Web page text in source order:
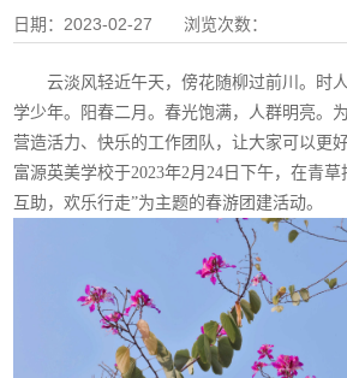
日期：2023-02-27 浏览次数：
云淡风轻近午天，傍花随柳过前川。时人
学少年。阳春二月。春光饱满，人群明亮。
营造活力、快乐的工作团队，让大家可以更
富源英美学校于2023年2月24日下午，在青
互助，欢乐行走”为主题的春游团建活动。